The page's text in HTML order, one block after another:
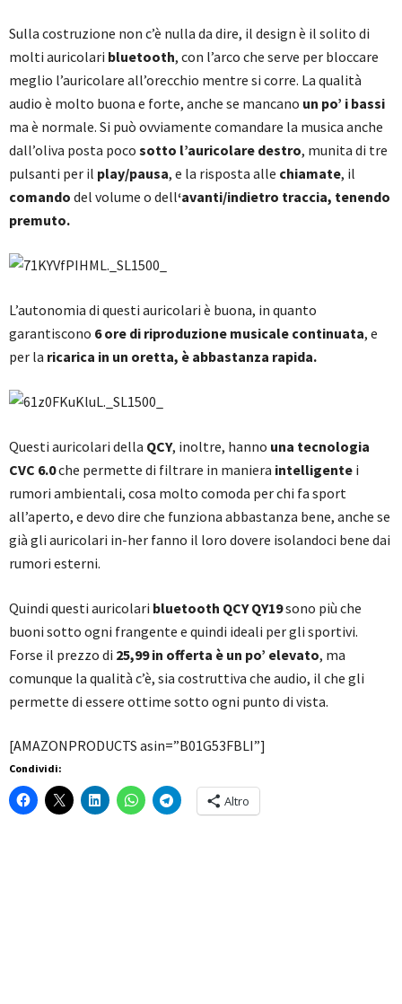
Sulla costruzione non c’è nulla da dire, il design è il solito di
molti auricolari bluetooth, con l’arco che serve per bloccare
meglio l’auricolare all’orecchio mentre si corre. La qualità
audio è molto buona e forte, anche se mancano un po’ i bassi
ma è normale. Si può ovviamente comandare la musica anche
dall’oliva posta poco sotto l’auricolare destro, munita di tre
pulsanti per il play/pausa, e la risposta alle chiamate, il
comando del volume o dell‘avanti/indietro traccia, tenendo
premuto.
L’autonomia di questi auricolari è buona, in quanto
garantiscono 6 ore di riproduzione musicale continuata, e
per la ricarica in un oretta, è abbastanza rapida.
Questi auricolari della QCY, inoltre, hanno una tecnologia
CVC 6.0che permette di filtrare in maniera intelligente i
rumori ambientali, cosa molto comoda per chi fa sport
all’aperto, e devo dire che funziona abbastanza bene, anche se
già gli auricolari in-her fanno il loro dovere isolandoci bene dai
rumori esterni.
Quindi questi auricolari bluetooth QCY QY19sono più che
buoni sotto ogni frangente e quindi ideali per gli sportivi.
Forse il prezzo di 25,99 in offerta è un po’ elevato, ma
comunque la qualità c’è, sia costruttiva che audio, il che gli
permette di essere ottime sotto ogni punto di vista.
[AMAZONPRODUCTS asin=”B01G53FBLI”]
Condividi:
Altro